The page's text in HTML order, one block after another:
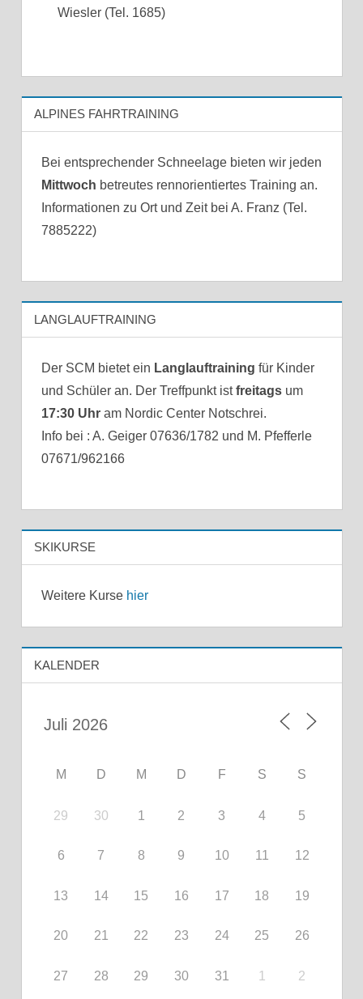
Wiesler (Tel. 1685)
ALPINES FAHRTRAINING
Bei entsprechender Schneelage bieten wir jeden
Mittwoch betreutes rennorientiertes Training an.
Informationen zu Ort und Zeit bei A. Franz (Tel.
7885222)
LANGLAUFTRAINING
Der SCM bietet ein Langlauftraining für Kinder
und Schüler an. Der Treffpunkt istfreitagsum
17:30 Uhram Nordic Center Notschrei.
Info bei : A. Geiger 07636/1782 und M. Pfefferle
07671/962166
SKIKURSE
Weitere Kurse hier
KALENDER
M D M D F S S
29 30 1 2 3 4 5
6 7 8 9 10 11 12
13 14 15 16 17 18 19
20 21 22 23 24 25 26
27 28 29 30 31 1 2